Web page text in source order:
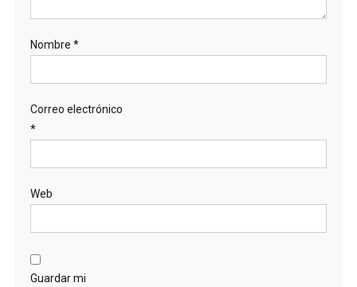
Nombre *
Correo electrónico
*
Web
Guardar mi